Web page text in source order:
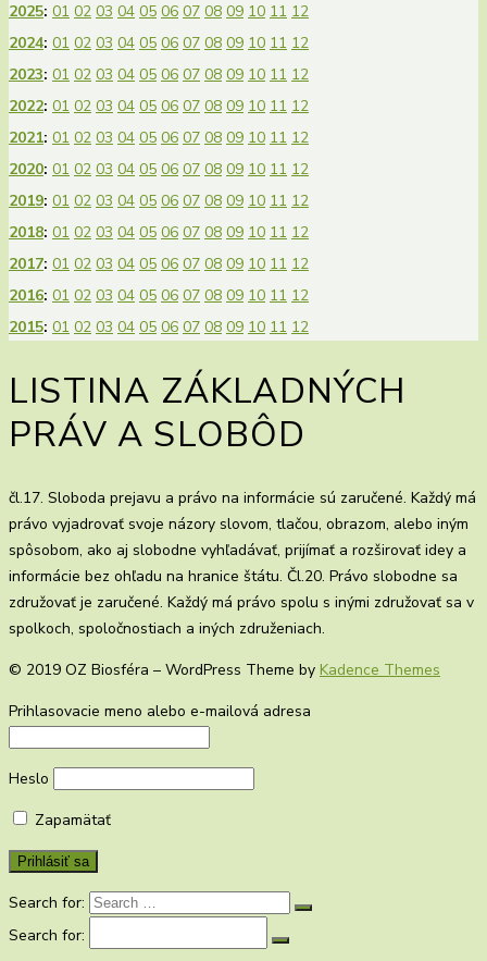
2025: 01 02 03 04 05 06 07 08 09 10 11 12
2024: 01 02 03 04 05 06 07 08 09 10 11 12
2023: 01 02 03 04 05 06 07 08 09 10 11 12
2022: 01 02 03 04 05 06 07 08 09 10 11 12
2021: 01 02 03 04 05 06 07 08 09 10 11 12
2020: 01 02 03 04 05 06 07 08 09 10 11 12
2019: 01 02 03 04 05 06 07 08 09 10 11 12
2018: 01 02 03 04 05 06 07 08 09 10 11 12
2017: 01 02 03 04 05 06 07 08 09 10 11 12
2016: 01 02 03 04 05 06 07 08 09 10 11 12
2015: 01 02 03 04 05 06 07 08 09 10 11 12
LISTINA ZÁKLADNÝCH
PRÁV A SLOBÔD
čl.17. Sloboda prejavu a právo na informácie sú zaručené. Každý má
právo vyjadrovať svoje názory slovom, tlačou, obrazom, alebo iným
spôsobom, ako aj slobodne vyhľadávať, prijímať a rozširovať idey a
informácie bez ohľadu na hranice štátu. Čl.20. Právo slobodne sa
združovať je zaručené. Každý má právo spolu s inými združovať sa v
spolkoch, spoločnostiach a iných združeniach.
© 2019 OZ Biosféra – WordPress Theme by Kadence Themes
Prihlasovacie meno alebo e-mailová adresa
Heslo
Zapamätať
Search for:
Search for: